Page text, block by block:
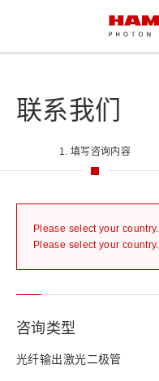
联系我们
1. 填写咨询内容
Please select your country.
Please select your country.
咨询类型
光纤输出激光二极管